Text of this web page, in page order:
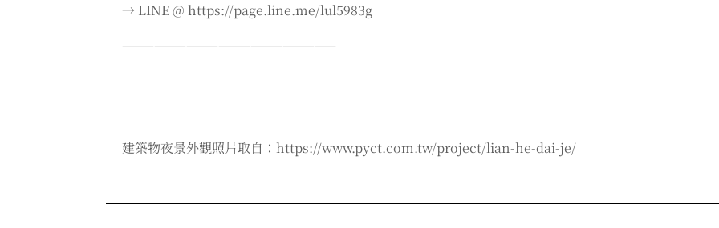
→ LINE @ https://page.line.me/lul5983g
————————————————————
建築物夜景外觀照片取自：https://www.pyct.com.tw/project/lian-he-dai-je/